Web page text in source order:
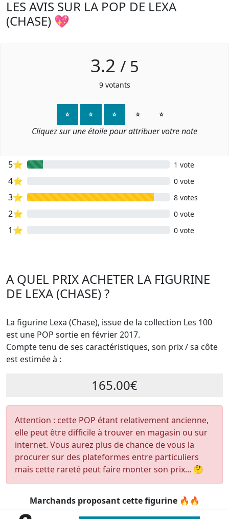
LES AVIS SUR LA POP DE LEXA
(CHASE) 💖
3.2 / 5
9votants
⭐ ⭐ ⭐ ⭐ ⭐
Cliquez sur une étoile pour attribuer votre note
5⭐ 1 vote
4⭐ 0 vote
3⭐ 8 votes
2⭐ 0 vote
1⭐ 0 vote
A QUEL PRIX ACHETER LA FIGURINE
DE LEXA (CHASE) ?
La figurine Lexa (Chase), issue de la collection Les 100
est une POP sortie en février 2017.
Compte tenu de ses caractéristiques, son prix / sa côte
est estimée à :
165.00€
Attention : cette POP étant relativement ancienne,
elle peut être difficile à trouver en magasin ou sur
internet. Vous aurez plus de chance de vous la
procurer sur des plateformes entre particuliers
mais cette rareté peut faire monter son prix... 🤔
Marchands proposant cette figurine 🔥🔥